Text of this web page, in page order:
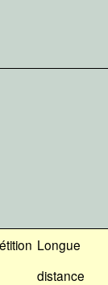
Longue
distance